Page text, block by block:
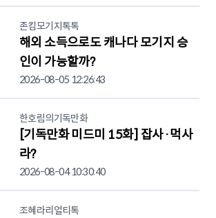
존킴모기지톡톡
해외 소득으로도 캐나다 모기지 승
인이 가능할까?
2026-08-05 12:26:43
한호림의기독만화
[기독만화 미드미 15화] 잡사·먹사
라?
2026-08-04 10:30:40
조혜라리얼티톡